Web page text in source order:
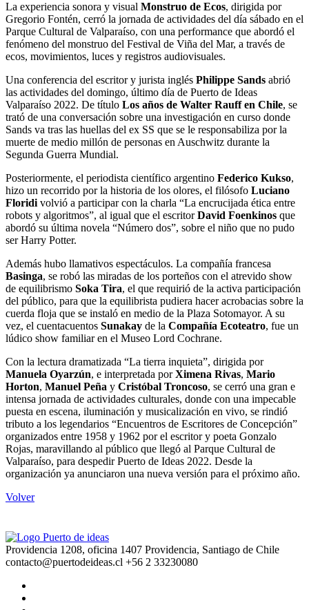
La experiencia sonora y visual Monstruo de Ecos, dirigida por
Gregorio Fontén, cerró la jornada de actividades del día sábado en el
Parque Cultural de Valparaíso, con una performance que abordó el
fenómeno del monstruo del Festival de Viña del Mar, a través de
ecos, movimientos, luces y registros audiovisuales.
Una conferencia del escritor y jurista inglés Philippe Sands abrió
las actividades del domingo, último día de Puerto de Ideas
Valparaíso 2022. De título Los años de Walter Rauff en Chile, se
trató de una conversación sobre una investigación en curso donde
Sands va tras las huellas del ex SS que se le responsabiliza por la
muerte de medio millón de personas en Auschwitz durante la
Segunda Guerra Mundial.
Posteriormente, el periodista científico argentino Federico Kukso,
hizo un recorrido por la historia de los olores, el filósofo Luciano
Floridi volvió a participar con la charla “La encrucijada ética entre
robots y algoritmos”, al igual que el escritorDavid Foenkinos que
abordó su última novela “Número dos”, sobre el niño que no pudo
ser Harry Potter.
Además hubo llamativos espectáculos. La compañía francesa
Basinga, se robó las miradas de los porteños con el atrevido show
de equilibrismo Soka Tira, el que requirió de la activa participación
del público, para que la equilibrista pudiera hacer acrobacias sobre la
cuerda floja que se instaló en medio de la Plaza Sotomayor. A su
vez, el cuentacuentos Sunakay de la Compañía Ecoteatro, fue un
lúdico show familiar en el Museo Lord Cochrane.
Con la lectura dramatizada “La tierra inquieta”, dirigida por
Manuela Oyarzún, e interpretada porXimena Rivas, Mario
Horton, Manuel Peña y Cristóbal Troncoso, se cerró una gran e
intensa jornada de actividades culturales, donde con una impecable
puesta en escena, iluminación y musicalización en vivo, se rindió
tributo a los legendarios “Encuentros de Escritores de Concepción”
organizados entre 1958 y 1962 por el escritor y poeta Gonzalo
Rojas, maravillando al público que llegó al Parque Cultural de
Valparaíso, para despedir Puerto de Ideas 2022. Desde la
organización ya anunciaron una nueva versión para el próximo año.
Volver
Providencia 1208, oficina 1407 Providencia, Santiago de Chile
contacto@puertodeideas.cl +56 2 33230080